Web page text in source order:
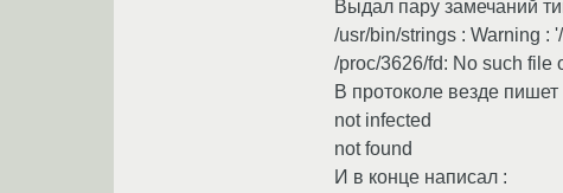
Выдал пару замечаний
/usr/bin/strings : Warning :
/proc/3626/fd: No such file
В протоколе везде пишет
not infected
not found
И в конце написал :